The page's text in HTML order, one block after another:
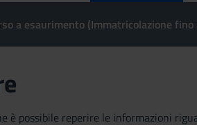
a esaurimento (Immatricolazione
è possibile reperire le informazioni